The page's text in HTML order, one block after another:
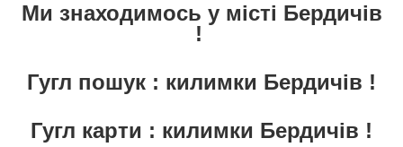
Ми знаходимось у місті Бердичів
!
Гугл пошук : килимки Бердичів !
Гугл карти : килимки Бердичів !